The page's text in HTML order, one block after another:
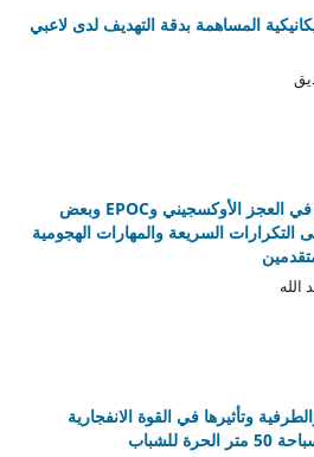
المساهمة بدقة التهديف لدى لاعبي
تأثير تدريبات بالقدرة الحرجة في العجز الأوكسجيني وEPOC وبعض
التكرارات السريعة والمهارات الهجومية
وتأثيرها في ﺍﻟﻘﻮﺓ ﺍﻻﻧﻔﺠﺎﺭﻳﺔ
للشباب